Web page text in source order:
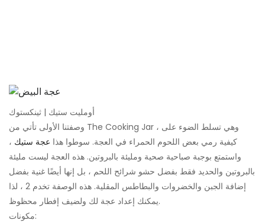
أومليت ستيك | ثينكستوك
وصفتنا الأولى تأتي من The Cooking Jar ، وهي تسلط الضوء على
كيفية رمي بعض اللحوم الحمراء في العجة. سوطوا هذا عجة ستيك ،
واستمتع بوجبة صباحية صحية ومليئة بالبروتين. هذه العجة ليست مليئة
بالبروتين والحديد فقط بفضل حشو شرائح اللحم ، بل إنها أيضًا غنية بفضل
إضافة الجبن والخضروات والبطاطس المقلية. هذه الوصفة تخدم 2 ، لذا
يمكنك إعداد عجة لك ولضيف إفطار محظوظ.
مكونات: